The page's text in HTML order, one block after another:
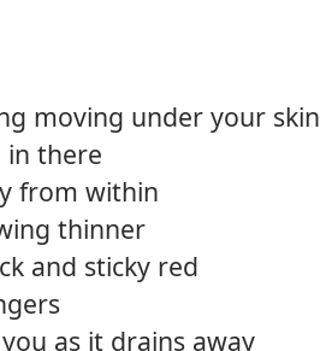
moving under your skin
in there
from within
thinner
and sticky red
as it drains away